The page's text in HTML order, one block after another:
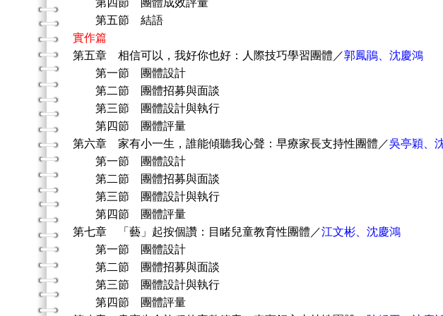
第四節 團體成效評量
第五節 結語
實作篇
第五章 相信可以，我好你也好：人際技巧學習團體／郭鳳鵑、沈慶鴻
第一節 團體設計
第二節 團體招募與面談
第三節 團體設計與執行
第四節 團體評量
第六章 家有小一生，誰能傾聽我心聲：早療家長支持性團體／吳亭穎、
第一節 團體設計
第二節 團體招募與面談
第三節 團體設計與執行
第四節 團體評量
第七章 「藝」起按個讚：目睹兒童教育性團體／江文彬、沈慶鴻
第一節 團體設計
第二節 團體招募與面談
第三節 團體設計與執行
第四節 團體評量